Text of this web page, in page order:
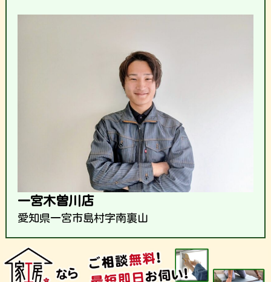
一宮木曽川店
愛知県一宮市島村字南裏山